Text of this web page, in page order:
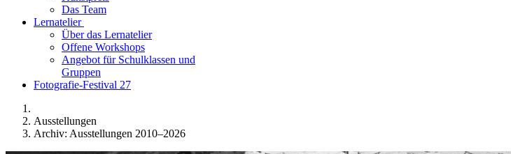
Das Team
Lernatelier
Über das Lernatelier
Offene Workshops
Angebot für Schulklassen und
Gruppen
Fotografie-Festival 27
Ausstellungen
Archiv: Ausstellungen 2010–2026